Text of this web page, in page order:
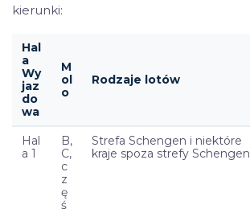
kierunki:
Hal
a
Wy
jaz
do
wa
M
ol
o
Rodzaje lotów
Hal
a 1
B,
C,
c
z
ę
ś
Strefa Schengen i niektóre
kraje spoza strefy Schengen